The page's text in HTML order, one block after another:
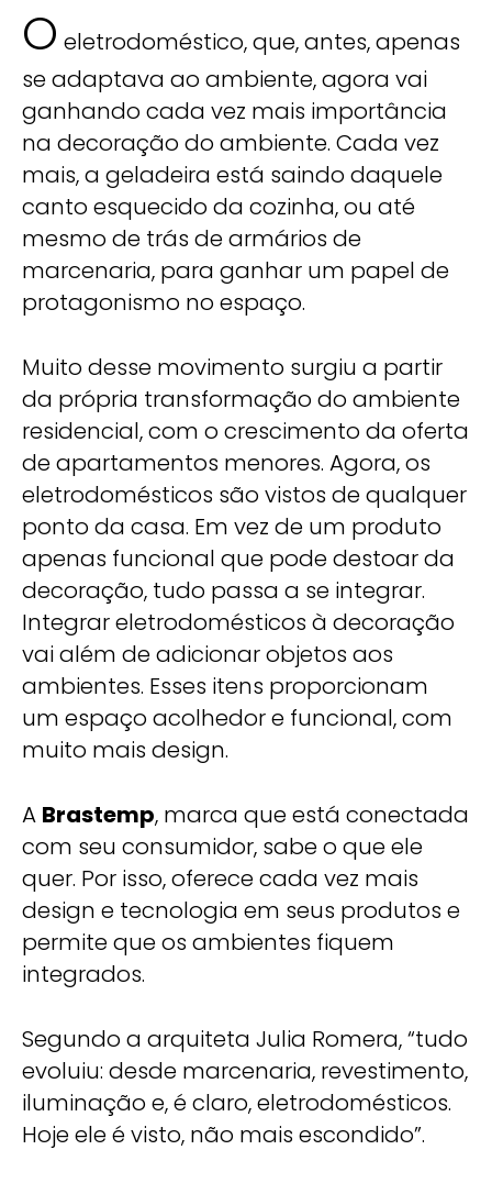
O eletrodoméstico, que, antes, apenas
se adaptava ao ambiente, agora vai
ganhando cada vez mais importância
na decoração do ambiente. Cada vez
mais, a geladeira está saindo daquele
canto esquecido da cozinha, ou até
mesmo de trás de armários de
marcenaria, para ganhar um papel de
protagonismo no espaço.
Muito desse movimento surgiu a partir
da própria transformação do ambiente
residencial, com o crescimento da oferta
de apartamentos menores. Agora, os
eletrodomésticos são vistos de qualquer
ponto da casa. Em vez de um produto
apenas funcional que pode destoar da
decoração, tudo passa a se integrar.
Integrar eletrodomésticos à decoração
vai além de adicionar objetos aos
ambientes. Esses itens proporcionam
um espaço acolhedor e funcional, com
muito mais design.
A Brastemp, marca que está conectada
com seu consumidor, sabe o que ele
quer. Por isso, oferece cada vez mais
design e tecnologia em seus produtos e
permite que os ambientes fiquem
integrados.
Segundo a arquiteta Julia Romera, “tudo
evoluiu: desde marcenaria, revestimento,
iluminação e, é claro, eletrodomésticos.
Hoje ele é visto, não mais escondido”.